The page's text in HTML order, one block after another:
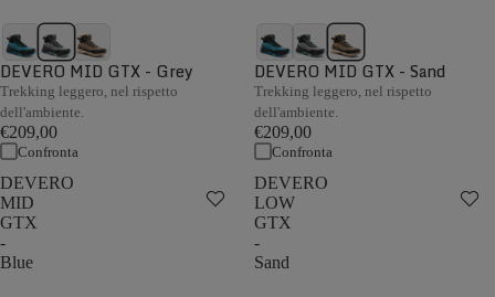
DEVERO MID GTX - Grey
Trekking leggero, nel rispetto
dell'ambiente.
€209,00
Confronta
DEVERO MID GTX - Sand
Trekking leggero, nel rispetto
dell'ambiente.
€209,00
Confronta
DEVERO
MID
GTX
-
Blue
DEVERO
LOW
GTX
-
Sand